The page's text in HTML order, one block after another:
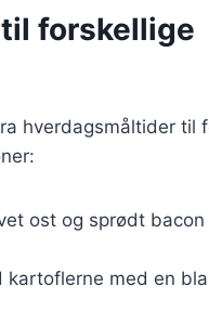
forskellige
hverdagsmåltider til
ost og sprødt bacon
kartoflerne med en